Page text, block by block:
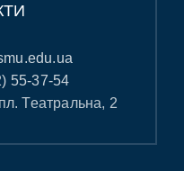
55-37-54
Театральна, 2